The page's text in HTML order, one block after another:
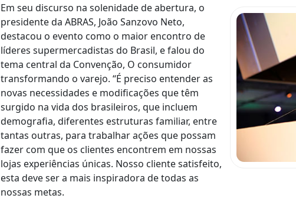
Em seu discurso na solenidade de abertura, o
presidente da ABRAS, João Sanzovo Neto,
destacou o evento como o maior encontro de
líderes supermercadistas do Brasil, e falou do
tema central da Convenção, O consumidor
transformando o varejo. “É preciso entender as
novas necessidades e modificações que têm
surgido na vida dos brasileiros, que incluem
demografia, diferentes estruturas familiar, entre
tantas outras, para trabalhar ações que possam
fazer com que os clientes encontrem em nossas
lojas experiências únicas. Nosso cliente satisfeito,
esta deve ser a mais inspiradora de todas as
nossas metas.